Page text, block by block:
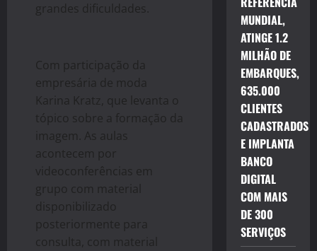
grandes dificuldades.
Com participação da
empresária de moda
Karina Kratz, que levanta o
tópico sobre a formação da
imagem. As aulas
acontecem por
videoconferências em
grupo com material
disponibilizado
posteriormente para
consulta, com material
MUNDIAL,
ATINGE 1.2
MILHÃO DE
EMBARQUES,
635.000
CLIENTES
CADASTRADOS
E IMPLANTA
BANCO
DIGITAL
COM MAIS
DE 300
SERVIÇOS